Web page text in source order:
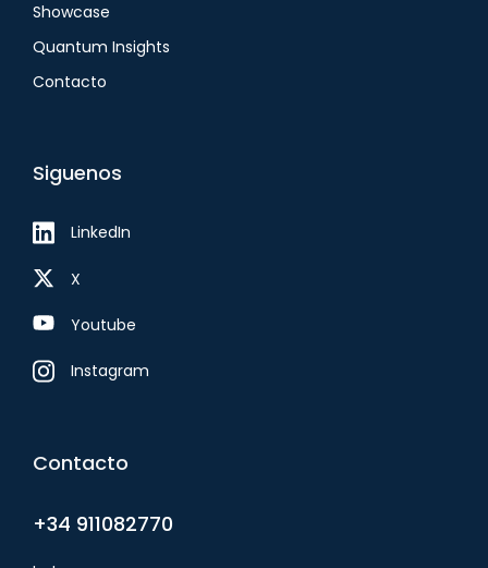
Showcase
Quantum Insights
Contacto
Siguenos
LinkedIn
X
Youtube
Instagram
Contacto
+34 911082770